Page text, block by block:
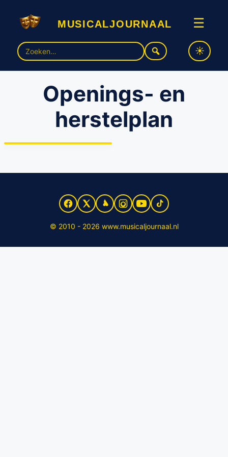
musicaljournaal ☰
Zoek
naar:
Openings- en
herstelplan
Taskforce culturele en
creatieve sector
presenteert Openings- en
© 2010 - 2026 www.musicaljournaal.nl